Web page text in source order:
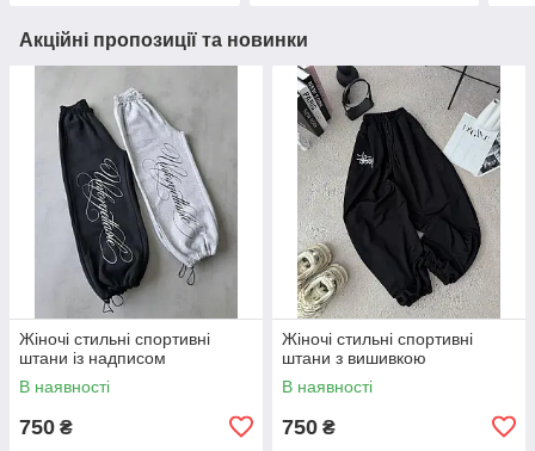
Акційні пропозиції та новинки
Жіночі стильні спортивні
штани із надписом
В наявності
750 ₴
Жіночі стильні спортивні
штани з вишивкою
В наявності
750 ₴